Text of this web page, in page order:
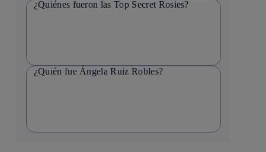
¿Quiénes fueron las Top Secret Rosies?
¿Quién fue Ángela Ruiz Robles?